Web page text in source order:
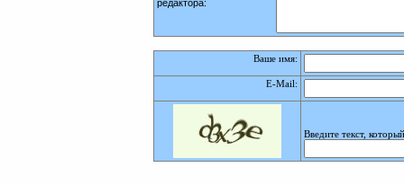
редактора:
Ваше имя:
E-Mail :
Введите текст,